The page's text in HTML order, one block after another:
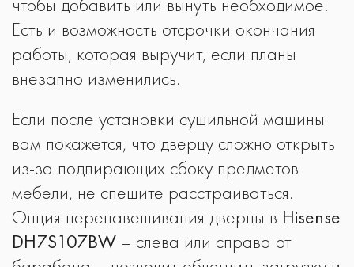
Есть и возможность отсрочки окончания
работы, которая выручит, если планы
внезапно изменились.
Если после установки сушильной машины
вам покажется, что дверцу сложно открыть
из-за подпирающих сбоку предметов
мебели, не спешите расстраиваться.
Опция перенавешивания дверцы в Hisense
DH7S107BW – слева или справа от